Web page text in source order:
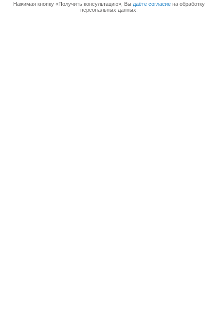
Нажимая кнопку «Получить консультацию», Вы даёте согласие на обработку
персональных данных.